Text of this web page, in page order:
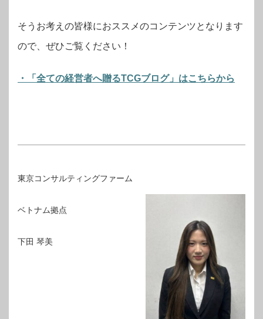
そうお考えの皆様におススメのコンテンツとなります
ので、ぜひご覧ください！
・「全ての経営者へ贈るTCGブログ」はこちらから
東京コンサルティングファーム
ベトナム拠点
下田 琴美